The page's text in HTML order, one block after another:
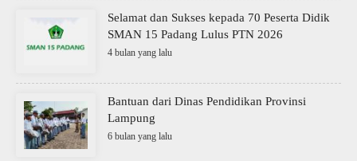
Selamat dan Sukses kepada 70 Peserta Didik
SMAN 15 Padang Lulus PTN 2026
4 bulan yang lalu
Bantuan dari Dinas Pendidikan Provinsi
Lampung
6 bulan yang lalu